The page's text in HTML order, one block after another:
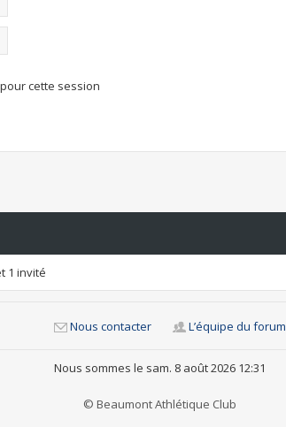
cette session
1 invité
L’équipe du forum
Nous contacter
Nous sommes le sam. 8 août 2026 12:31
© Beaumont Athlétique Club